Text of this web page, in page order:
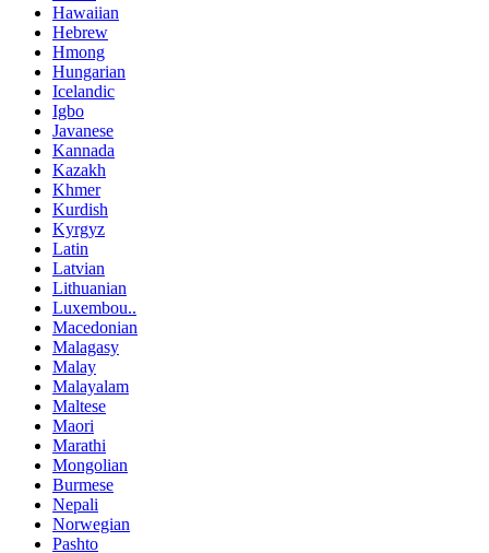
Hawaiian
Hebrew
Hmong
Hungarian
Icelandic
Igbo
Javanese
Kannada
Kazakh
Khmer
Kurdish
Kyrgyz
Latin
Latvian
Lithuanian
Luxembou..
Macedonian
Malagasy
Malay
Malayalam
Maltese
Maori
Marathi
Mongolian
Burmese
Nepali
Norwegian
Pashto